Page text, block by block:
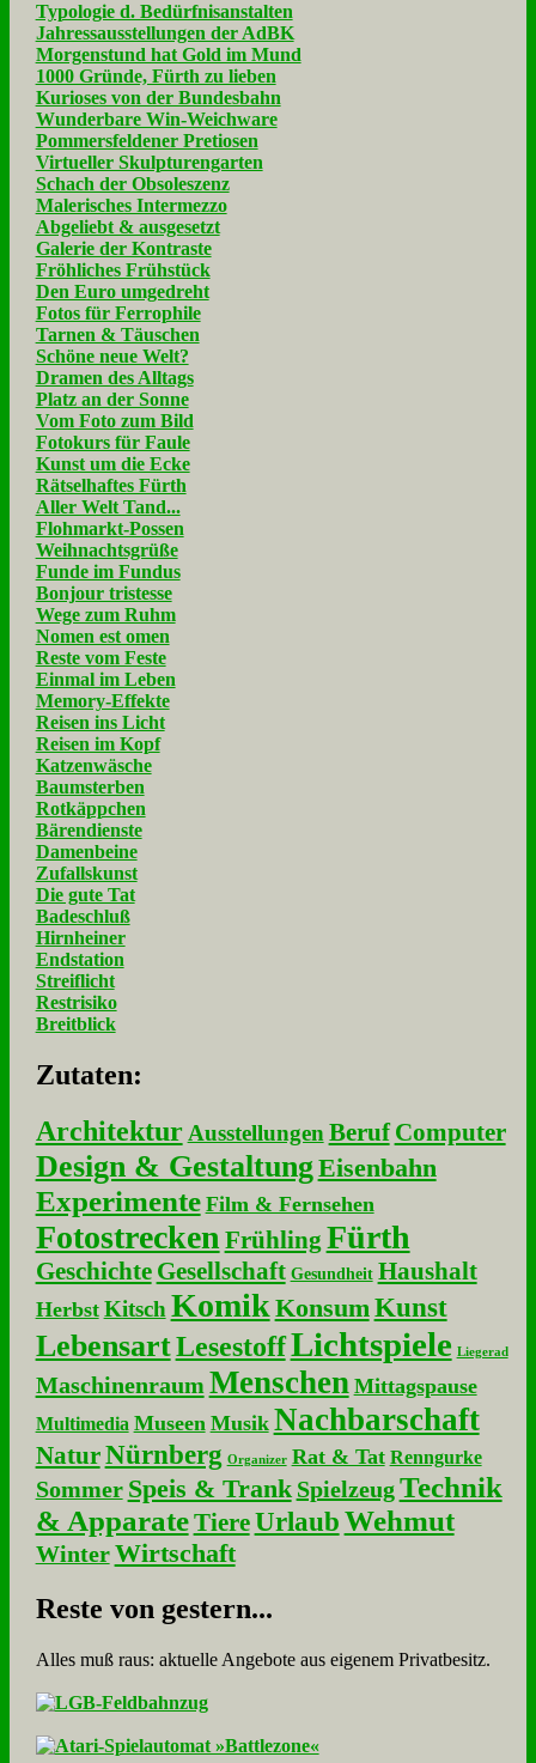
Typologie d. Bedürfnisanstalten
Jahressausstellungen der AdBK
Morgenstund hat Gold im Mund
1000 Gründe, Fürth zu lieben
Kurioses von der Bundesbahn
Wunderbare Win-Weichware
Pommersfeldener Pretiosen
Virtueller Skulpturengarten
Schach der Obsoleszenz
Malerisches Intermezzo
Abgeliebt & ausgesetzt
Galerie der Kontraste
Fröhliches Frühstück
Den Euro umgedreht
Fotos für Ferrophile
Tarnen & Täuschen
Schöne neue Welt?
Dramen des Alltags
Platz an der Sonne
Vom Foto zum Bild
Fotokurs für Faule
Kunst um die Ecke
Rätselhaftes Fürth
Aller Welt Tand...
Flohmarkt-Possen
Weihnachtsgrüße
Funde im Fundus
Bonjour tristesse
Wege zum Ruhm
Nomen est omen
Reste vom Feste
Einmal im Leben
Memory-Effekte
Reisen ins Licht
Reisen im Kopf
Katzenwäsche
Baumsterben
Rotkäppchen
Bärendienste
Damenbeine
Zufallskunst
Die gute Tat
Badeschluß
Hirnheiner
Endstation
Streiflicht
Restrisiko
Breitblick
Zu­ta­ten:
Architektur Ausstellungen Beruf Computer
Design & GestaltungEisenbahn
Experimente Film & Fernsehen
Fotostrecken Frühling Fürth
Geschichte Gesellschaft Gesundheit Haushalt
Herbst Kitsch Komik KonsumKunst
LebensartLesestoffLichtspiele Liegerad
Maschinenraum Menschen Mittagspause
Multimedia Museen Musik Nachbarschaft
NaturNürnberg Organizer Rat & Tat Renngurke
Sommer Speis & Trank Spielzeug Technik
& Apparate Tiere UrlaubWehmut
Winter Wirtschaft
Re­ste von ge­stern...
Alles muß raus: aktuelle An­ge­bo­te aus eigenem Privatbesitz.